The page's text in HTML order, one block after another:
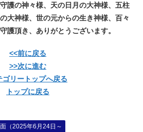
護の神々様、天の日月の大神様、五柱
大神様、世の元からの生き神様、百々
護頂き、ありがとうございます。
<<前に戻る
>>次に進む
ゴリートップへ戻る
トップに戻る
（2025年6月24日～